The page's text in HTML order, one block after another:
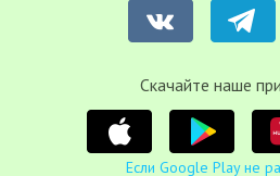
Cкачайте наше
Если Google Play не